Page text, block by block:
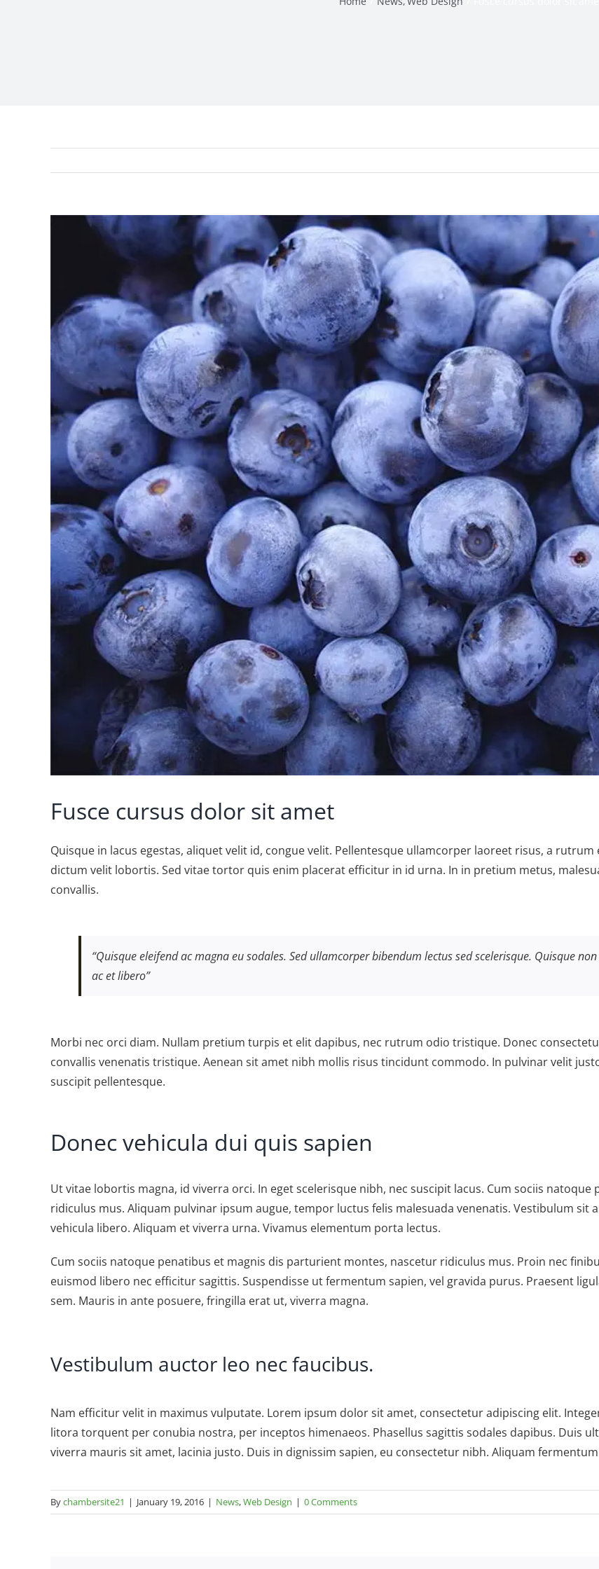
Fusce cursus dolor sit amet
Quisque in lacus egestas, aliquet velit id, congue velit. Pellentesque ullamcorper laoreet risus, a
dictum velit lobortis. Sed vitae tortor quis enim placerat efficitur in id urna. In in pretium metus,
convallis.
“Quisque eleifend ac magna eu sodales. Sed ullamcorper bibendum lectus sed scelerisque. Quisque
ac et libero”
Morbi nec orci diam. Nullam pretium turpis et elit dapibus, nec rutrum odio tristique. Donec
convallis venenatis tristique. Aenean sit amet nibh mollis risus tincidunt commodo. In pulvinar velit
suscipit pellentesque.
Donec vehicula dui quis sapien
Ut vitae lobortis magna, id viverra orci. In eget scelerisque nibh, nec suscipit lacus. Cum sociis
ridiculus mus. Aliquam pulvinar ipsum augue, tempor luctus felis malesuada venenatis. Vestibulum sit
vehicula libero. Aliquam et viverra urna. Vivamus elementum porta lectus.
Cum sociis natoque penatibus et magnis dis parturient montes, nascetur ridiculus mus. Proin nec
euismod libero nec efficitur sagittis. Suspendisse ut fermentum sapien, vel gravida purus. Praesent
sem. Mauris in ante posuere, fringilla erat ut, viverra magna.
Vestibulum auctor leo nec faucibus.
Nam efficitur velit in maximus vulputate. Lorem ipsum dolor sit amet, consectetur adipiscing elit.
litora torquent per conubia nostra, per inceptos himenaeos. Phasellus sagittis sodales dapibus. Duis
viverra mauris sit amet, lacinia justo. Duis in dignissim sapien, eu consectetur nibh. Aliquam
Bychambersite21 | January 19, 2016 | News,Web Design | 0 Comments